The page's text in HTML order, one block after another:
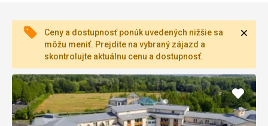
Ceny a dostupnosť ponúk uvedených nižšie sa
môžu meniť. Prejdite na vybraný zájazd a
skontrolujte aktuálnu cenu a dostupnosť.
Pridať
do